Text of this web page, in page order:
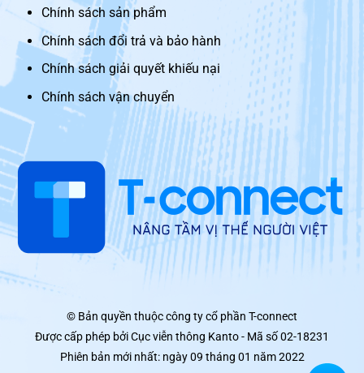
Chính sách sản phẩm
Chính sách đổi trả và bảo hành
Chính sách giải quyết khiếu nại
Chính sách vận chuyển
© Bản quyền thuộc công ty cổ phần T-connect
Được cấp phép bởi Cục viễn thông Kanto - Mã số 02-18231
Phiên bản mới nhất: ngày 09 tháng 01 năm 2022